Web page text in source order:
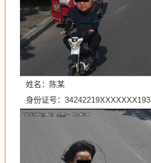
姓名：陈某
身份证号：34242219XXXXXXX193